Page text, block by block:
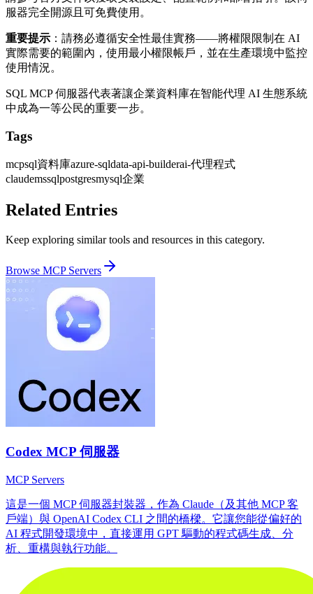
服器完全開源且可免費使用。
重要提示 ：請務必遵循安全性最佳實務——將權限限制在 AI
實際需要的範圍內，使用最小權限帳戶，並在生產環境中監控
使用情況。
SQL MCP 伺服器代表著讓企業資料庫在智能代理 AI 生態系統
中成為一等公民的重要一步。
Tags
mcpsql資料庫azure-sqldata-api-builderai-代理程式
claudemssqlpostgresmysql企業
Related Entries
Keep exploring similar tools and resources in this category.
Browse MCP Servers
Codex MCP 伺服器
MCP Servers
這是一個 MCP 伺服器封裝器，作為 Claude（及其他 MCP 客
戶端）與 OpenAI Codex CLI 之間的橋樑。它讓您能從偏好的
AI 程式開發環境中，直接運用 GPT 驅動的程式碼生成、分
析、重構與執行功能。